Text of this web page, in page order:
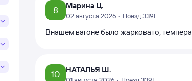
8 Марина Ц.
02 августа 2026 • Поезд 339Г
Внашем вагоне было жарковато,
10 НАТАЛЬЯ Ш.